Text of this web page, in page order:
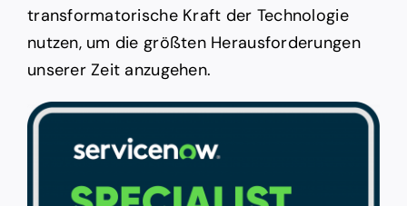
transformatorische Kraft der Technologie
nutzen, um die größten Herausforderungen
unserer Zeit anzugehen.